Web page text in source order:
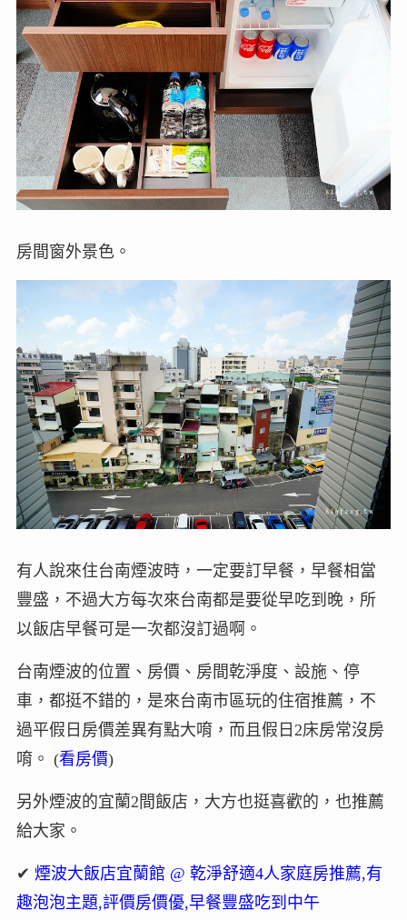
房間窗外景色。
有人說來住台南煙波時，一定要訂早餐，早餐相當
豐盛，不過大方每次來台南都是要從早吃到晚，所
以飯店早餐可是一次都沒訂過啊。
台南煙波的位置、房價、房間乾淨度、設施、停
車，都挺不錯的，是來台南市區玩的住宿推薦，不
過平假日房價差異有點大唷，而且假日2床房常沒房
唷。 (看房價)
另外煙波的宜蘭2間飯店，大方也挺喜歡的，也推薦
給大家。
✔ 煙波大飯店宜蘭館 @ 乾淨舒適4人家庭房推薦,有
趣泡泡主題,評價房價優,早餐豐盛吃到中午